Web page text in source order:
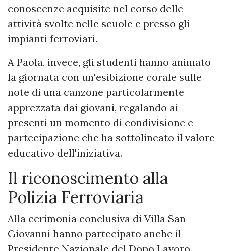
conoscenze acquisite nel corso delle
attività svolte nelle scuole e presso gli
impianti ferroviari.
A Paola, invece, gli studenti hanno animato
la giornata con un'esibizione corale sulle
note di una canzone particolarmente
apprezzata dai giovani, regalando ai
presenti un momento di condivisione e
partecipazione che ha sottolineato il valore
educativo dell'iniziativa.
Il riconoscimento alla
Polizia Ferroviaria
Alla cerimonia conclusiva di Villa San
Giovanni hanno partecipato anche il